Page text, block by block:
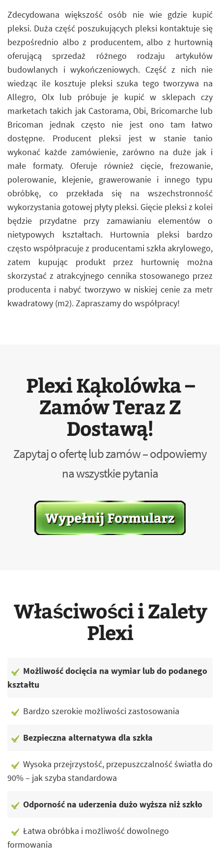
Zdecydowana większość osób nie wie gdzie kupić
pleksi. Duża część poszukujących pleksi kontaktuje się
bezpośrednio albo z producentem, albo z hurtownią
oferującą sprzedaż różnego rodzaju artykułów
budowlanych i wykończeniowych. Część z nich nie
wiedząc ile kosztuje pleksi szuka tego tworzywa na
Allegro, Olx lub próbuje je kupić w sklepach czy
marketach takich jak Castorama, Obi, Bricomarche lub
Bricoman jednak często nie jest ono tam łatwo
dostępne. Producent pleksi jest w stanie tanio
wykonać każde zamówienie, zarówno na duże jak i
małe formaty. Oferuje również cięcie, frezowanie,
polerowanie, klejenie, grawerowanie i innego typu
obróbkę, co przekłada się na wszechstronność
wykorzystania gotowej płyty pleksi. Gięcie pleksi z kolei
będzie przydatne przy zamawianiu elementów o
nietypowych kształtach. Hurtownia pleksi bardzo
często współpracuje z producentami szkła akrylowego,
zatem kupując produkt przez hurtownię można
skorzystać z atrakcyjnego cennika stosowanego przez
producenta i nabyć tworzywo w niskiej cenie za metr
kwadratowy (m2). Zapraszamy do współpracy!
Plexi Kąkolówka –
Zamów Teraz Z
Dostawą!
Zapytaj o ofertę lub zamów – odpowiemy
na wszystkie pytania
Właściwości i Zalety
Plexi
Możliwość docięcia na wymiar lub do podanego
kształtu
Bardzo szerokie możliwości zastosowania
Bezpieczna alternatywa dla szkła
Wysoka przejrzystość, przepuszczalność światła do
90% – jak szyba standardowa
Odporność na uderzenia dużo wyższa niż szkło
Łatwa obróbka i możliwość dowolnego
formowania